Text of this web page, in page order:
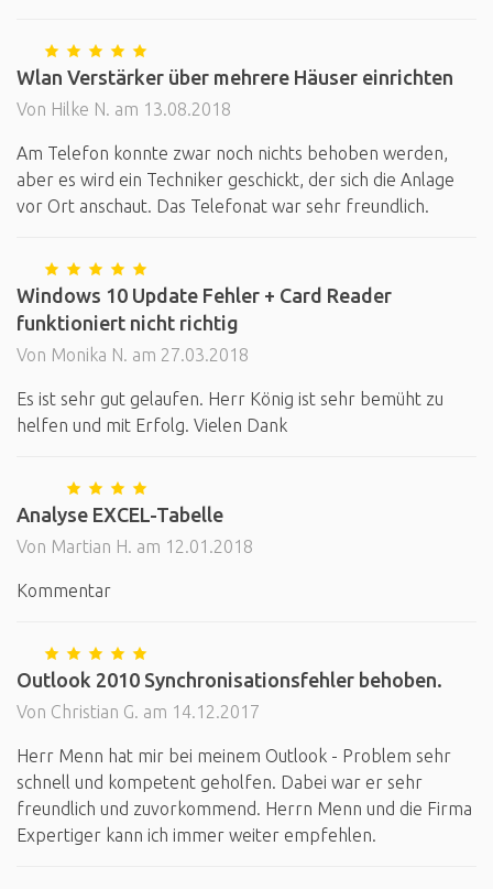
Wlan Verstärker über mehrere Häuser einrichten
Von Hilke N. am 13.08.2018
Am Telefon konnte zwar noch nichts behoben werden,
aber es wird ein Techniker geschickt, der sich die Anlage
vor Ort anschaut. Das Telefonat war sehr freundlich.
Windows 10 Update Fehler + Card Reader
funktioniert nicht richtig
Von Monika N. am 27.03.2018
Es ist sehr gut gelaufen. Herr König ist sehr bemüht zu
helfen und mit Erfolg. Vielen Dank
Analyse EXCEL-Tabelle
Von Martian H. am 12.01.2018
Kommentar
Outlook 2010 Synchronisationsfehler behoben.
Von Christian G. am 14.12.2017
Herr Menn hat mir bei meinem Outlook - Problem sehr
schnell und kompetent geholfen. Dabei war er sehr
freundlich und zuvorkommend. Herrn Menn und die Firma
Expertiger kann ich immer weiter empfehlen.